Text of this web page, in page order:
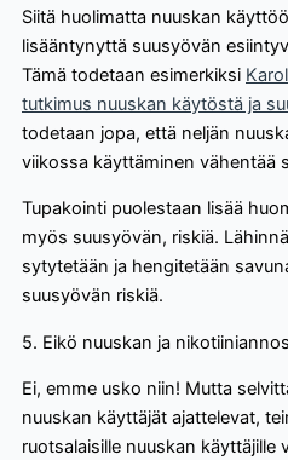
Siitä huolimatta nuuskan
lisääntynyttä suusyövän
Tämä todetaan esimerkiksi
tutkimus nuuskan käytöstä ja
todetaan jopa, että neljän
viikossa käyttäminen vähentää
Tupakointi puolestaan lisää
myös suusyövän, riskiä.
sytytetään ja hengitetään
suusyövän riskiä.
5. Eikö nuuskan ja
Ei, emme usko niin! Mutta
nuuskan käyttäjät ajattelevat,
ruotsalaisille nuuskan käyttäjille